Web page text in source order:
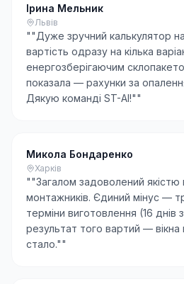
Ірина Мельник
Львів
""Дуже зручний калькулятор
вартість одразу на кілька
енергозберігаючим
показала — рахунки за
Дякую команді ST-AI!""
Микола Бондаренко
Харків
""Загалом задоволений якістю
монтажників. Єдиний мінус —
терміни виготовлення (16 днів
результат того вартий — вікна
стало.""